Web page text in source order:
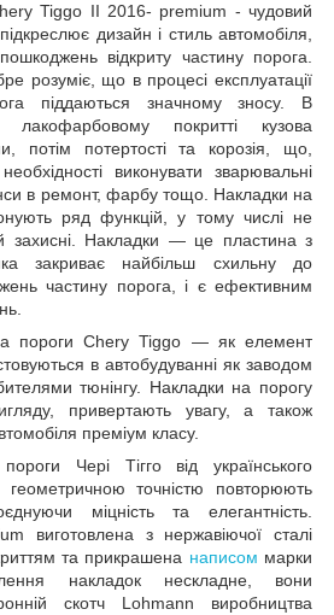
Tiggo II 2016- premium - чудовий
дизайн і стиль автомобіля,
відкриту частину порога.
розуміє, що в процесі експлуатації
піддаються значному зносу. В
покритті кузова
потім потертості та корозія, що,
виконувати зварювальні
в ремонт, фарбу тощо. Накладки на
ряд функцій, у тому числі не
й захисні. Накладки — це пластина з
закриває найбільш схильну до
частину порога, і є ефективним
пороги Chery Tiggo — як елемент
в автобудуванні як заводом
тюнінгу. Накладки на порогу
привертають увагу, а також
преміум класу.
Чері Тігго від українського
точністю повторюють
міцність та елегантність.
виготовлена з нержавіючої сталі
та прикрашена написом марки
накладок нескладне, вони
скотч Lohmann виробництва